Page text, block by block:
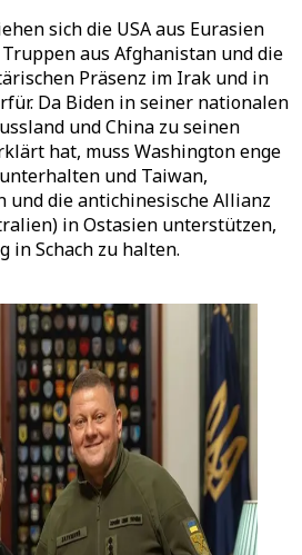
sich die USA aus Eurasien
aus Afghanistan und die
Präsenz im Irak und in
Da Biden in seiner nationalen
und China zu seinen
hat, muss Washington enge
und Taiwan,
und die antichinesische Allianz
in Ostasien unterstützen,
in Schach zu halten.